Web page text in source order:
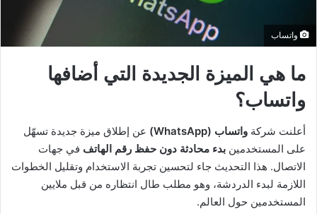
واتساب
ما هي الميزة الجديدة التي أضافها
واتساب؟
أعلنت شركة واتساب (WhatsApp)
عن إطلاق ميزة جديدة تسهّل
على المستخدمين بدء محادثة دون حفظ رقم الهاتف في جهات
الاتصال. هذا التحديث جاء لتحسين تجربة الاستخدام وتقليل الخطوات
اللازمة لبدء الدردشة، وهو مطلب طال انتظاره من قبل ملايين
المستخدمين حول العالم.